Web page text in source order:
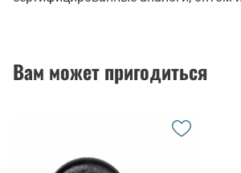
Вам может пригодиться